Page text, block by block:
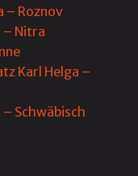
– Roznov
Nitra
Karl Helga –
– Schwäbisch